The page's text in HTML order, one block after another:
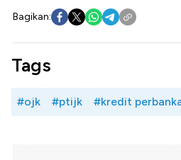
Bagikan:
Tags
#ojk #ptijk #kredit